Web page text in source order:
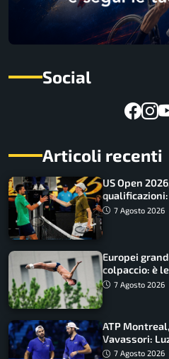
Social
Articoli recenti
US Open
draw7 Agosto 2026
Europei
colpaccio: è
ancora in corsa
7 Agosto 2026
ATP
Vavassori:
azzurri
7 Agosto 2026